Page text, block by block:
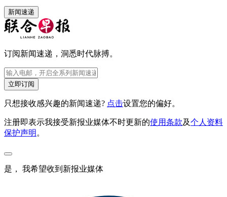
新闻速递
订阅新闻速递，洞悉时代脉搏。
立即订阅
只想接收感兴趣的新闻速递? 点击设置您的偏好。
注册即表示我接受新报业媒体不时更新的使用条款及个人资料
保护声明 。
是， 我希望收到新报业媒体